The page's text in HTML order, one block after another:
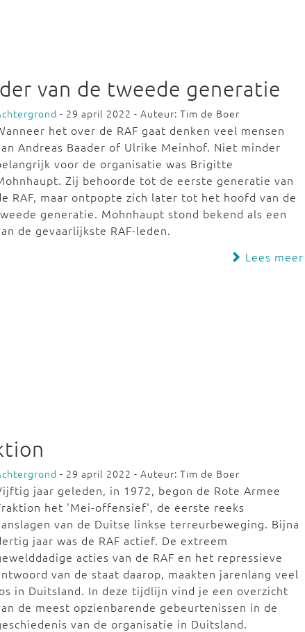
van de tweede generatie
- 29 april 2022 - Auteur: Tim de Boer
het over de RAF gaat denken veel mensen
Andreas Baader of Ulrike Meinhof. Niet minder
voor de organisatie was Brigitte
Zij behoorde tot de eerste generatie van
RAF, maar ontpopte zich later tot het hoofd van de
generatie. Mohnhaupt stond bekend als een
de gevaarlijkste RAF-leden.
Lees meer
- 29 april 2022 - Auteur: Tim de Boer
jaar geleden, in 1972, begon de Rote Armee
het 'Mei-offensief', de eerste reeks
van de Duitse linkse terreurbeweging. Bijna
jaar was de RAF actief. De extreem
acties van de RAF en het repressieve
van de staat daarop, maakten jarenlang veel
in Duitsland. In deze tijdlijn vind je een overzicht
de meest opzienbarende gebeurtenissen in de
van de organisatie in Duitsland.